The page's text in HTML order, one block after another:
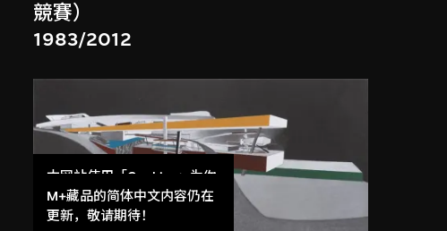
競賽）
1983/2012
展出中
本网站使用「Cookies」为你
提供最好的网站体验。
了解更多
M+藏品的简体中文内容仍在
更新，敬请期待！